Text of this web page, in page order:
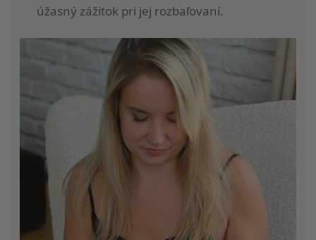
úžasný zážitok pri jej rozbaľovaní.